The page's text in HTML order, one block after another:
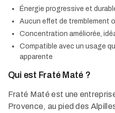
Énergie progressive et
Aucun effet de tremblement
Concentration améliorée,
Compatible avec un usage
apparente
Qui est Fraté Maté ?
Fraté Maté est une
Provence, au pied des